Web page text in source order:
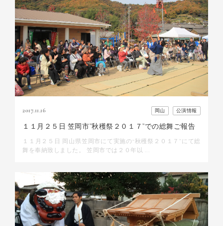
2017.11.16 岡山 公演情報
１１月２５日 笠岡市”秋穫祭２０１７”での総舞ご報告
１１月２５日 岡山県笠岡市にて実施の“秋穫祭２０１７”にて総
舞を奉納致しました。 笠岡市では２０年以 ...